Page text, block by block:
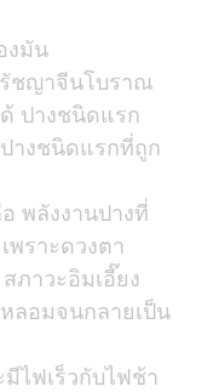
งมัน
ชญาจีนโบราณ
ปางชนิดแรก
างชนิดแรกที่ถูก
พลังงานปางที่
พราะดวงตา
ภาวะอิมเอี๊ยง
ลอมจนกลายเป็น
ไฟเร็วกับไฟช้า